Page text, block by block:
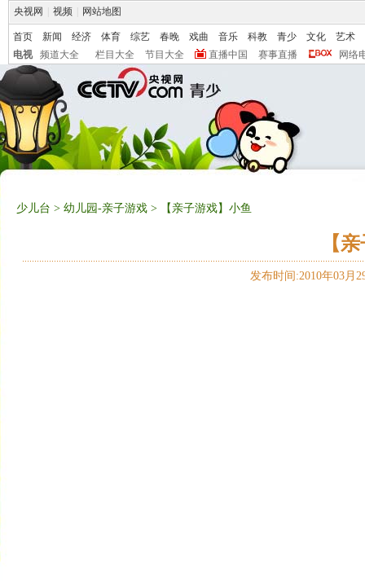
央视网 视频 网站地图
首页 新闻 经济 体育 综艺 春晚 戏曲 音乐 科教 青少 文化
艺术
电视
频道大全 栏目大全 节目大全 直播中国 赛事直播 网络
少儿台 > 幼儿园-亲子游戏 > 【亲子游戏】小鱼
【
发布时间:2010年03月